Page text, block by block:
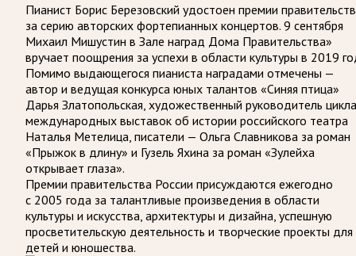
Пианист Борис Березовский удостоен премии
за серию авторских фортепианных концертов. 9 сентября
Михаил Мишустин в Зале наград Дома Правительства»
вручает поощрения за успехи в области культуры в 2019
Помимо выдающегося пианиста наградами отмечены —
автор и ведущая конкурса юных талантов «Синяя птица»
Дарья Златопольская, художественный руководитель цикла
международных выставок об истории российского театра
Наталья Метелица, писатели — Ольга Славникова за роман
«Прыжок в длину» и Гузель Яхина за роман «Зулейха
открывает глаза».
Премии правительства России присуждаются ежегодно
с 2005 года за талантливые произведения в области
культуры и искусства, архитектуры и дизайна, успешную
просветительскую деятельность и творческие проекты для
детей и юношества.